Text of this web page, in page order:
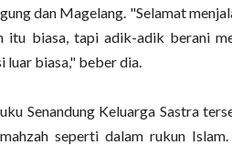
dan Magelang. "Selamat
itu biasa, tapi adik-adik berani
luar biasa," beber dia.
Senandung Keluarga Sastra
seperti dalam rukun